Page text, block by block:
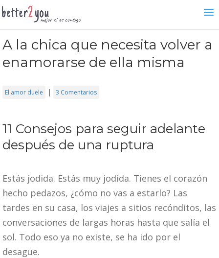
A la chica que necesita volver a
enamorarse de ella misma
El amor duele | 3 Comentarios
11 Consejos para seguir adelante
después de una ruptura
Estás jodida. Estás muy jodida. Tienes el corazón
hecho pedazos, ¿cómo no vas a estarlo? Las
tardes en su casa, los viajes a sitios recónditos, las
conversaciones de largas horas hasta que salía el
sol. Todo eso ya no existe, se ha ido por el
desagüe.